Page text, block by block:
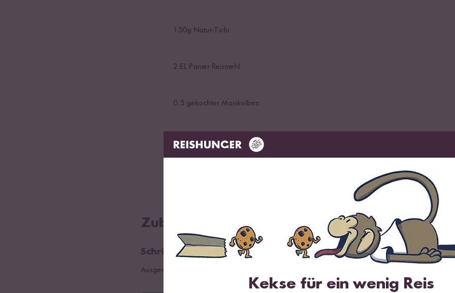
150g Natur-Tofu
2 EL Panier Reismehl
0,5 gekochter Maiskolben
0,5Avocado
Zubereitung
Schritt 01
Ausgewählte Sorte:
Kekse für ein wenig Reis